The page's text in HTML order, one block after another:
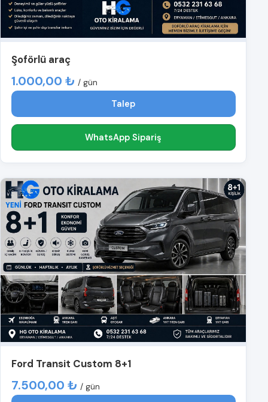
Şoförlü araç
1.000,00 ₺ / gün
Talep
WhatsApp Sipariş
Ford Transit Custom 8+1
7.500,00 ₺ / gün